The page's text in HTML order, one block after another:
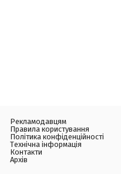
Рекламодавцям
Правила користування
Політика конфіденційності
Технічна інформація
Контакти
Архів